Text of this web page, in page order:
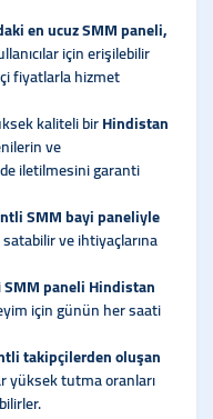
en ucuz SMM paneli,
için erişilebilir
fiyatlarla hizmet
kaliteli birHindistan
ve
iletilmesini garanti
SMM bayi paneliyle
ve ihtiyaçlarına
SMM paneli Hindistan
için günün her saati
takipçilerden oluşan
yüksek tutma oranları